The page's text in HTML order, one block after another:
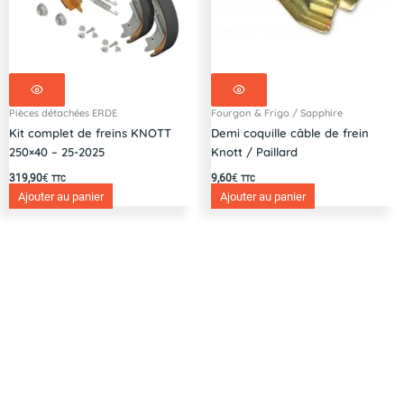
Pièces détachées ERDE
Kit complet de freins KNOTT
250×40 – 25-2025
319,90€ TTC
Ajouter au panier
Fourgon & Frigo / Sapphire
Demi coquille câble de frein
Knott / Paillard
9,60€ TTC
Ajouter au panier